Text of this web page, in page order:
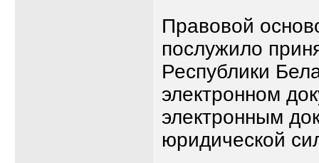
Правовой
послужило
Республики
электронном
электронным
юридической